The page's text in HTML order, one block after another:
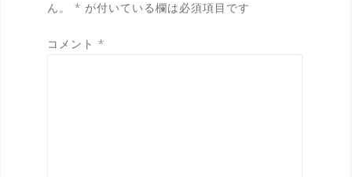
ん。
* が付いている欄は必須項目です
コメント *